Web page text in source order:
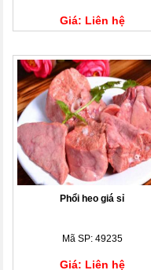
Giá: Liên hệ
Phổi heo giá sỉ
Mã SP: 49235
Giá: Liên hệ